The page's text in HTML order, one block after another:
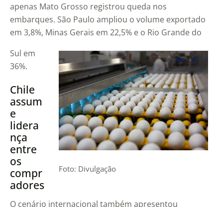
apenas Mato Grosso registrou queda nos
embarques. São Paulo ampliou o volume exportado
em 3,8%, Minas Gerais em 22,5% e o Rio Grande do
Foto: Divulgação
Sul em
36%.
Chile
assum
e
lidera
nça
entre
os
compr
adores
O cenário internacional também apresentou